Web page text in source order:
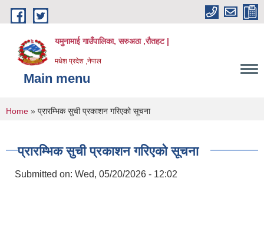
Skip to main content
यमुनामाई गाउँपालिका, सरुअठा ,रौतहट |
मधेश प्रदेश ,नेपाल
Main menu
You are here
Home » प्रारम्भिक सुची प्रकाशन गरिएको सूचना
प्रारम्भिक सुची प्रकाशन गरिएको सूचना
Submitted on: Wed, 05/20/2026 - 12:02